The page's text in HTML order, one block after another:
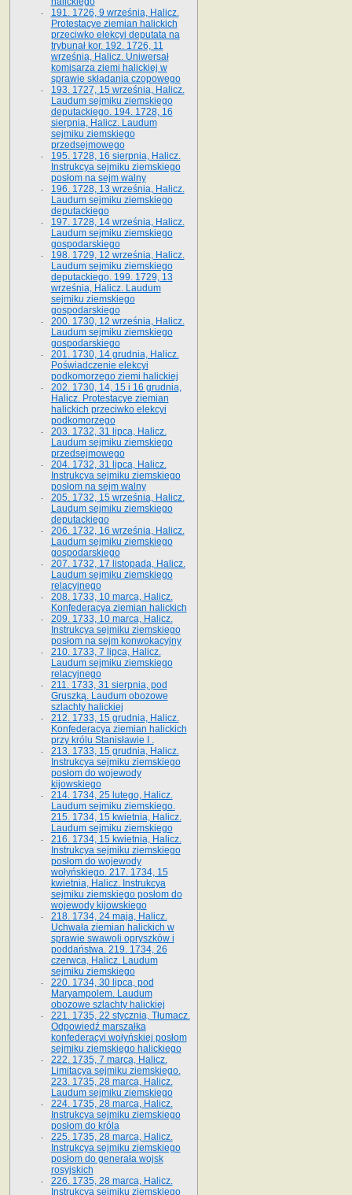
191. 1726, 9 września, Halicz.
Protestacye ziemian halickich
przeciwko elekcyi deputata na
trybunał kor. 192. 1726, 11
września, Halicz. Uniwersał
komisarza ziemi halickiej w
sprawie składania czopowego
193. 1727, 15 września, Halicz.
Laudum sejmiku ziemskiego
deputackiego. 194. 1728, 16
sierpnia, Halicz. Laudum
sejmiku ziemskiego
przedsejmowego
195. 1728, 16 sierpnia, Halicz.
Instrukcya sejmiku ziemskiego
posłom na sejm walny
196. 1728, 13 września, Halicz.
Laudum sejmiku ziemskiego
deputackiego
197. 1728, 14 września, Halicz.
Laudum sejmiku ziemskiego
gospodarskiego
198. 1729, 12 września, Halicz.
Laudum sejmiku ziemskiego
deputackiego. 199. 1729, 13
września, Halicz. Laudum
sejmiku ziemskiego
gospodarskiego
200. 1730, 12 września, Halicz.
Laudum sejmiku ziemskiego
gospodarskiego
201. 1730, 14 grudnia, Halicz.
Poświadczenie elekcyi
podkomorzego ziemi halickiej
202. 1730, 14, 15 i 16 grudnia,
Halicz. Protestacye ziemian
halickich przeciwko elekcyi
podkomorzego
203. 1732, 31 lipca, Halicz.
Laudum sejmiku ziemskiego
przedsejmowego
204. 1732, 31 lipca, Halicz.
Instrukcya sejmiku ziemskiego
posłom na sejm walny
205. 1732, 15 września, Halicz.
Laudum sejmiku ziemskiego
deputackiego
206. 1732, 16 września, Halicz.
Laudum sejmiku ziemskiego
gospodarskiego
207. 1732, 17 listopada, Halicz.
Laudum sejmiku ziemskiego
relacyjnego
208. 1733, 10 marca, Halicz.
Konfederacya ziemian halickich­
209. 1733, 10 marca, Halicz.
Instrukcya sejmiku ziemskiego
posłom na sejm konwokacyjny
210. 1733, 7 lipca, Halicz.
Laudum sejmiku ziemskiego
relacyjnego
211. 1733, 31 sierpnia, pod
Gruszką. Laudum obozowe
szlachty halickiej
212. 1733, 15 grudnia, Halicz.
Konfederacya ziemian halickich
przy królu Stanisławie I .
213. 1733, 15 grudnia, Halicz.
Instrukcya sejmiku ziemskiego
posłom do wojewody
kijowskiego
214. 1734, 25 lutego, Halicz.
Laudum sejmiku ziemskiego.
215. 1734, 15 kwietnia, Halicz.
Laudum sejmiku ziemskiego
216. 1734, 15 kwietnia, Halicz.
Instrukcya sejmiku ziemskiego
posłom do wojewody
wołyńskiego. 217. 1734, 15
kwietnia, Halicz. Instrukcya
sejmiku ziemskiego posłom do
wojewody kijowskiego
218. 1734, 24 maja, Halicz.
Uchwała ziemian halickich w
sprawie swawoli opryszków i
poddaństwa. 219. 1734, 26
czerwca, Halicz. Laudum
sejmiku ziemskiego
220. 1734, 30 lipca, pod
Maryampolem. Laudum
obozowe szlachty halickiej
221. 1735, 22 stycznia, Tłumacz.
Odpowiedź marszałka
konfederacyi wołyńskiej posłom
sejmiku ziemskiego halickiego
222. 1735, 7 marca, Halicz.
Limitacya sejmiku ziemskiego.
223. 1735, 28 marca, Halicz.
Laudum sejmiku ziemskiego
224. 1735, 28 marca, Halicz.
Instrukcya sejmiku ziemskiego
posłom do króla
225. 1735, 28 marca, Halicz.
Instrukcya sejmiku ziemskiego
posłom do generała wojsk
rosyjskich
226. 1735, 28 marca, Halicz.
Instrukcya sejmiku ziemskiego